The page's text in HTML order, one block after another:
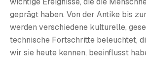
geprägt haben. Von der Antike bis
werden verschiedene kulturelle,
technische Fortschritte beleuchtet,
wir sie heute kennen, beeinflusst